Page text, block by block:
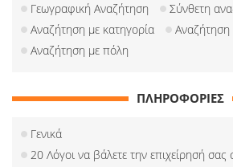
Γεωγραφική Αναζήτηση
Σύνθετη
Αναζήτηση με κατηγορία
Αναζήτηση
Αναζήτηση με πόλη
ΠΛΗΡΟΦΟΡΙΕΣ
Γενικά
20 Λόγοι να βάλετε την επιχείρησή σας